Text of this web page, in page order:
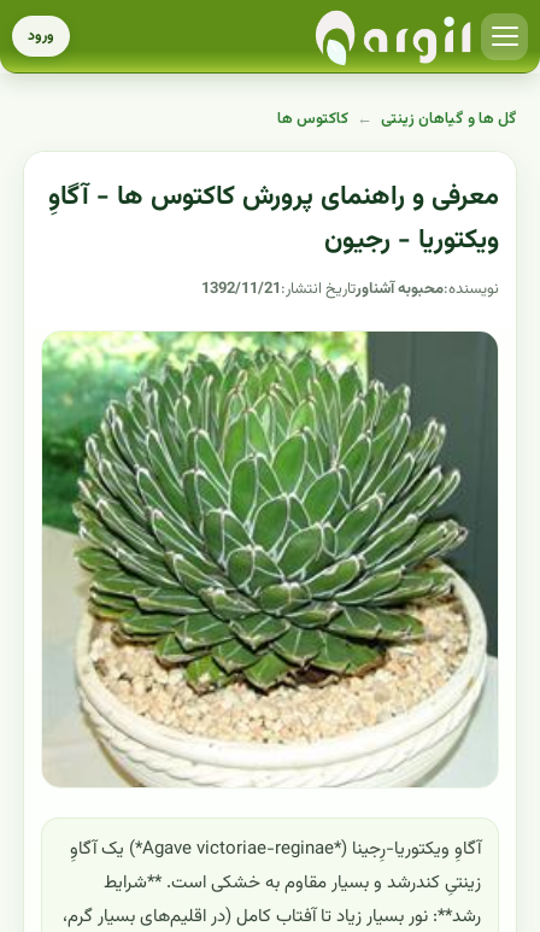
ورود
گل ها و گیاهان زینتی ← کاکتوس ها
معرفی و راهنمای پرورش کاکتوس ها - آگاوِ
ویکتوریا - رجیون
نویسنده:محبوبه آشناورتاریخ انتشار:1392/11/21
آگاوِ ویکتوریا-رِجینا (*Agave victoriae-reginae*) یک آگاوِ
زینتیِ کندرشد و بسیار مقاوم به خشکی است. **شرایط
رشد**: نور بسیار زیاد تا آفتاب کامل (در اقلیم‌های بسیار گرم،